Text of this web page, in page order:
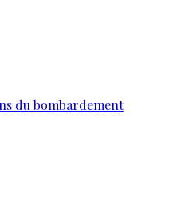
du bombardement